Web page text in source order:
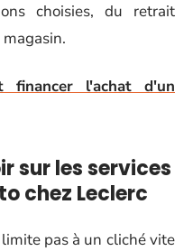
choisies, du retrait
financer l'achat d'un
sur les services
chez Leclerc
pas à un cliché vite